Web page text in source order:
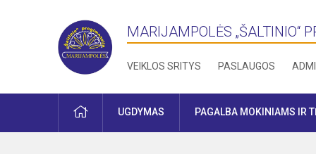
MARIJAMPOLĖS „ŠALTINIO“
VEIKLOS SRITYS PASLAUGOS
PRADŽIAUGDYMAS PAGALBA MOKINIAMS IR